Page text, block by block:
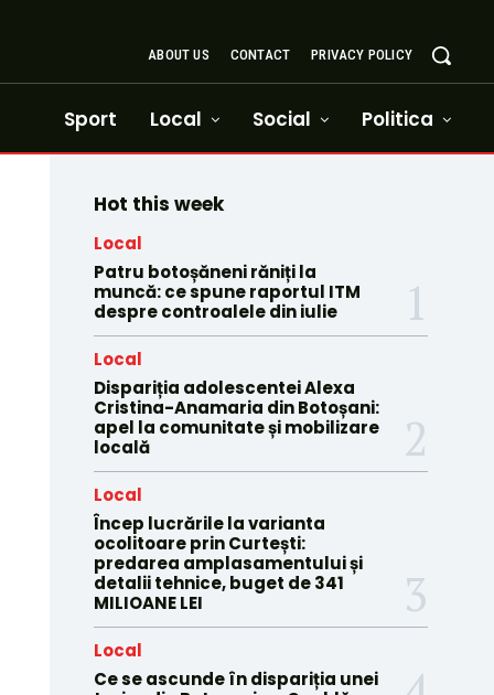
ABOUT US CONTACT PRIVACY POLICY
Sport Local Social Politica
Hot this week
Local
Patru botoșăneni răniți la
muncă: ce spune raportul ITM
despre controalele din iulie
Local
Dispariția adolescentei Alexa
Cristina-Anamaria din Botoșani:
apel la comunitate și mobilizare
locală
Local
Încep lucrările la varianta
ocolitoare prin Curtești:
predarea amplasamentului și
detalii tehnice, buget de 341
MILIOANE LEI
Local
Ce se ascunde în dispariția unei